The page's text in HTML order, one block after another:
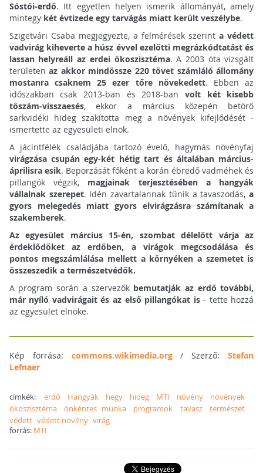
Sóstói-erdő. Itt egyetlen helyen ismerik állományát, amely
mintegy két évtizede egy tarvágás miatt került veszélybe.
Szigetvári Csaba megjegyezte, a felmérések szerinta védett
vadvirág kiheverte a húsz évvel ezelőtti megrázkódtatást és
lassan helyreáll az erdei ökoszisztéma. A 2003 óta vizsgált
területenaz akkor mindössze 220 tövet számláló állomány
mostanra csaknem 25 ezer tőre növekedett. Ebben az
időszakban csak 2013-ban és 2018-ban volt két kisebb
tőszám-visszaesés, ekkor a március közepén betörő
sarkvidéki hideg szakította meg a növények kifejlődését -
ismertette az egyesületi elnök.
A jácintfélék családjába tartozó évelő, hagymás növényfaj
virágzása csupán egy-két hétig tart és általában március-
áprilisra esik. Beporzását főként a korán ébredő vadméhek és
pillangók végzik, magjainak terjesztésében a hangyák
vállalnak szerepet. Idén zavartalannak tűnik a tavaszodás,a
gyors melegedés miatt gyors elvirágzásra számítanak a
szakemberek.
Az egyesület március 15-én, szombat délelőtt várja az
érdeklődőket az erdőben, a virágok megcsodálása és
pontos megszámlálása mellett a környéken a szemetet is
összeszedik a természetvédők.
A program során a szervezők bemutatják az erdő további,
már nyíló vadvirágait és az első pillangókat is- tette hozzá
az egyesület elnöke.
Kép forrása: commons.wikimedia.org/ Szerző:Stefan
Lefnaer
címkék: erdő Hangyák hegy hideg MTI növény
növények
ökoszisztéma
önkéntes munka programok tavasz
természet
védett védett növény virág
forrás: MTI